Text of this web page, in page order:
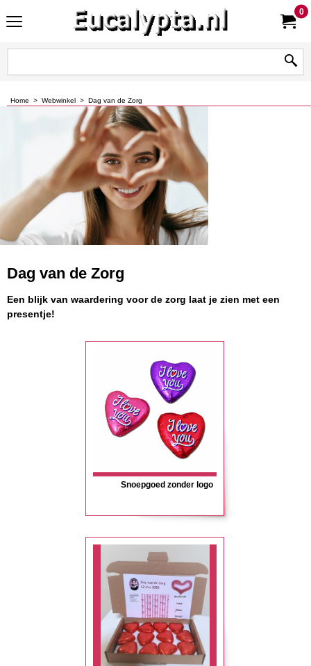
0
Home > Webwinkel > Dag van de Zorg
Dag van de Zorg
Een blijk van waardering voor de zorg laat je zien met een
presentje!
Snoepgoed zonder logo